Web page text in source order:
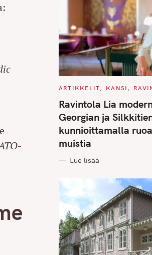
-
C
T
E
G
O
R
I
S
ARTIKKELIT KANSI
Ravintola Lia
Georgian ja
kunnioittamalla
muistia
Lue lisää